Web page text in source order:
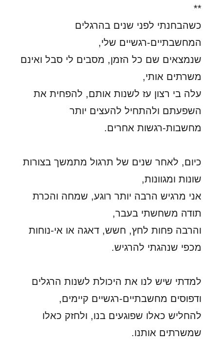
**
כשהבחנתי לפני שנים בהרגלים
המחשבתיים-רגשיים שלי,
שנמצאים שם כל הזמן, מסבים לי סבל ואינם
משרתים אותי,
עלה בי רצון עז לשנות אותם, להפחית את
השפעתם ולהתחיל להעצים יותר
מחשבות-רגשות אחרים.
כיום, לאחר שנים של תרגול מתמשך בצורות
שונות ומגוונות,
אני מרגיש הרבה יותר רוגע, שמחה והכרת
תודה משחשתי בעבר,
והרבה פחות לחץ, חשש, דאגה או אי-נוחות
מכפי שנהגתי להרגיש.
למדתי שיש לנו את היכולת לשנות הרגלים
ודפוסים מחשבתיים-רגשיים קיימים,
להחליש כאלו שפוגעים בנו, ולחזק כאלו
שמשרתים אותנו.